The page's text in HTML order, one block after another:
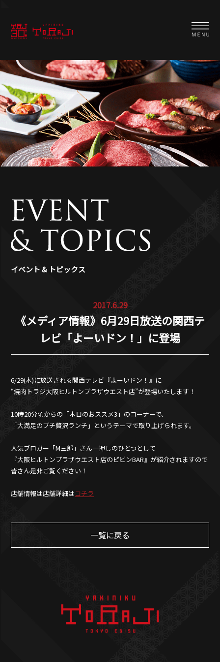
イベント & トピックス
2017.6.29
《メディア情報》6月29日放送の関西テ
レビ「よーいドン！」に登場
6/29(木)に放送される関西テレビ『よーいドン！』に
“焼肉トラジ大阪ヒルトンプラザウエスト店”が登場いたします！
10時20分頃からの「本日のおススメ3」のコーナーで、
「大満足のプチ贅沢ランチ」というテーマで取り上げられます。
人気ブロガー「M三郎」さん一押しのひとつとして
『大阪ヒルトンプラザウエスト店のピビンBAR』が紹介されますので
皆さん是非ご覧ください！
店舗情報は店舗詳細はコチラ
一覧に戻る